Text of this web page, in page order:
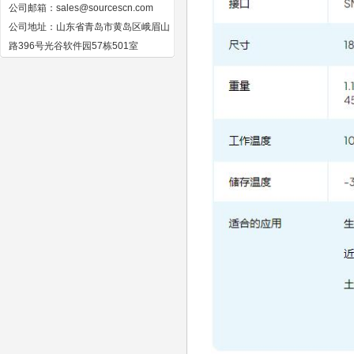
公司邮箱：sales@sourcescn.com
公司地址：山东省青岛市黄岛区峨眉山
路396号光谷软件园57栋501室